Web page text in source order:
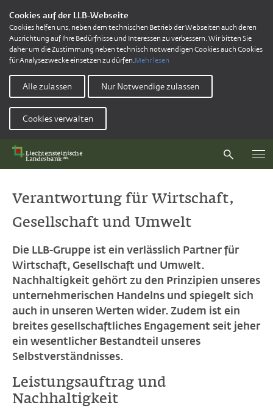
Cookies auf der LLB-Webseite
Cookies helfen uns, neben dem technischen Betrieb der Webseiten auch deren
Ausrichtung auf Ihre Bedürfnisse und Interessen zu verbessern. Wir bitten Sie
daher um die Zustimmung neben technisch notwendigen Cookies auch Cookies
für Analysezwecke einsetzen zu dürfen.Mehr lesen
Alle zulassen Nur Notwendige zulassen
Cookies verwalten
Verantwortung für Wirtschaft,
Gesellschaft und Umwelt
Die LLB-Gruppe ist ein verlässlich Partner für
Wirtschaft, Gesellschaft und Umwelt.
Nachhaltigkeit gehört zu den Prinzipien unseres
unternehmerischen Handelns und spiegelt sich
auch in unseren Werten wider. Zudem ist ein
breites gesellschaftliches Engagement seit jeher
ein wesentlicher Bestandteil unseres
Selbstverständnisses.
Leistungsauftrag und
Nachhaltigkeit